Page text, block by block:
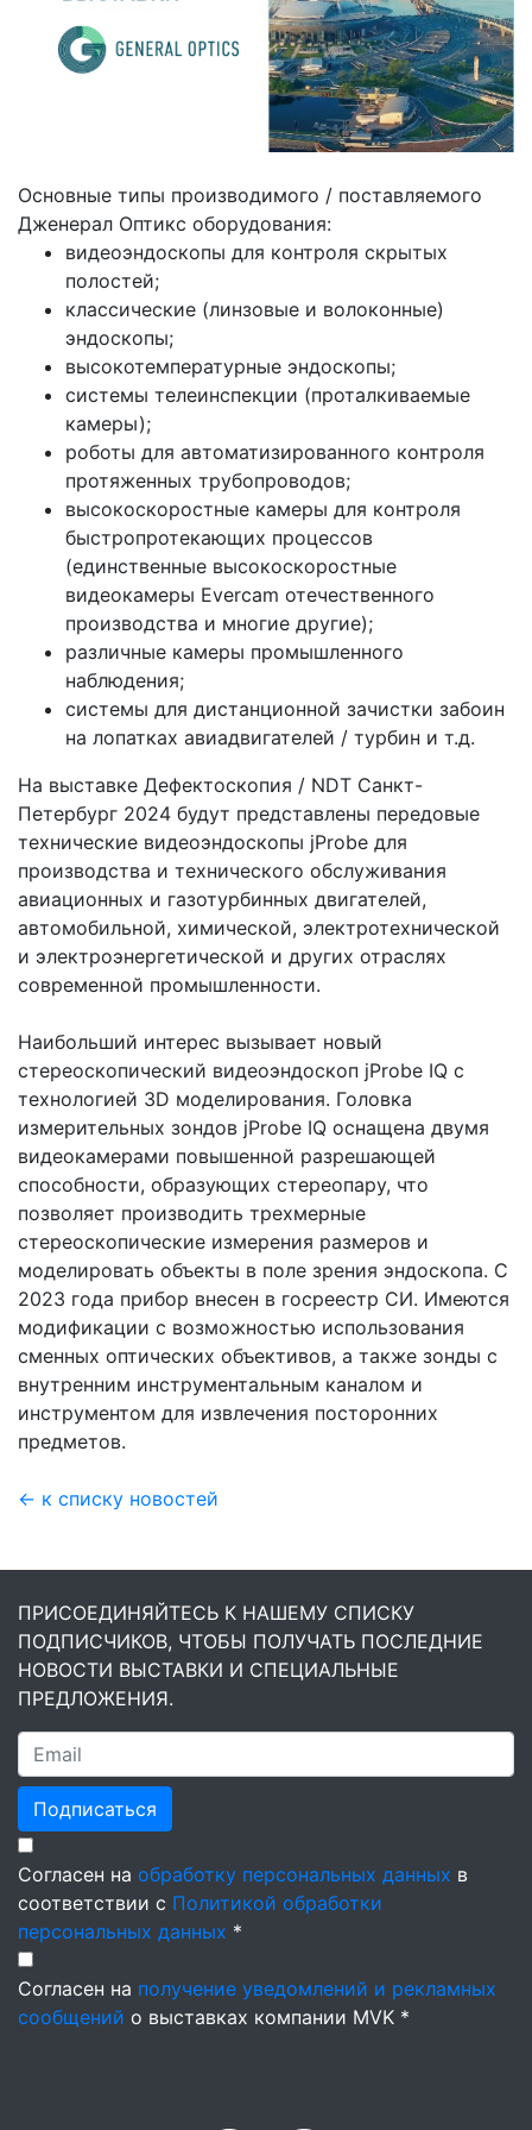
Основные типы производимого / поставляемого
Дженерал Оптикс оборудования:
видеоэндоскопы для контроля скрытых
полостей;
классические (линзовые и волоконные)
эндоскопы;
высокотемпературные эндоскопы;
системы телеинспекции (проталкиваемые
камеры);
роботы для автоматизированного контроля
протяженных трубопроводов;
высокоскоростные камеры для контроля
быстропротекающих процессов
(единственные высокоскоростные
видеокамеры Evercam отечественного
производства и многие другие);
различные камеры промышленного
наблюдения;
системы для дистанционной зачистки забоин
на лопатках авиадвигателей / турбин и т.д.
На выставке Дефектоскопия / NDT Санкт-
Петербург 2024 будут представлены передовые
технические видеоэндоскопы jProbe для
производства и технического обслуживания
авиационных и газотурбинных двигателей,
автомобильной, химической, электротехнической
и электроэнергетической и других отраслях
современной промышленности.
Наибольший интерес вызывает новый
стереоскопический видеоэндоскоп jProbe IQ с
технологией 3D моделирования. Головка
измерительных зондов jProbe IQ оснащена двумя
видеокамерами повышенной разрешающей
способности, образующих стереопару, что
позволяет производить трехмерные
стереоскопические измерения размеров и
моделировать объекты в поле зрения эндоскопа. С
2023 года прибор внесен в госреестр СИ. Имеются
модификации с возможностью использования
сменных оптических объективов, а также зонды с
внутренним инструментальным каналом и
инструментом для извлечения посторонних
предметов.
← к списку новостей
ПРИСОЕДИНЯЙТЕСЬ К НАШЕМУ СПИСКУ
ПОДПИСЧИКОВ, ЧТОБЫ ПОЛУЧАТЬ ПОСЛЕДНИЕ
НОВОСТИ ВЫСТАВКИ И СПЕЦИАЛЬНЫЕ
ПРЕДЛОЖЕНИЯ.
Подписаться
Согласен на обработку персональных данных в
соответствии с Политикой обработки
персональных данных *
Согласен на получение уведомлений и рекламных
сообщений о выставках компании MVK *